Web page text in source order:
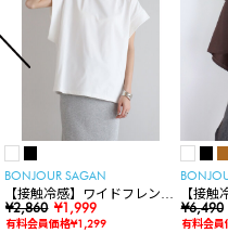
BONJOUR SAGAN
【接触冷感】ワイドフレンチ
スリーブTシャツ
¥2,860 ¥1,999
有料会員価格¥1,299
【接触
ャーリ
ス
¥6,490
有料会